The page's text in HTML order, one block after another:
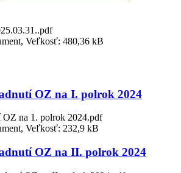
Veľkosť: 480,36 kB
OZ na I. polrok 2024
OZ na 1. polrok 2024.pdf
Veľkosť: 232,9 kB
OZ na II. polrok 2024